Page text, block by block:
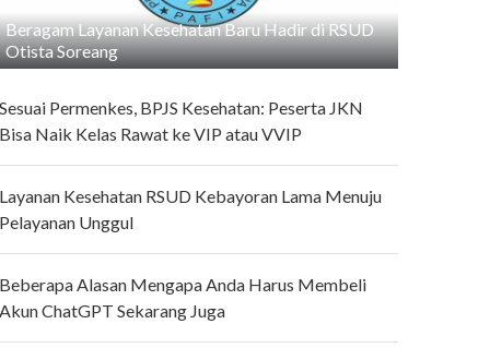
Beragam Layanan Kesehatan Baru Hadir di RSUD
Otista Soreang
Permenkes, BPJS Kesehatan: Peserta JKN
Naik Kelas Rawat ke VIP atau VVIP
Kesehatan RSUD Kebayoran Lama Menuju
Unggul
Alasan Mengapa Anda Harus Membeli
ChatGPT Sekarang Juga